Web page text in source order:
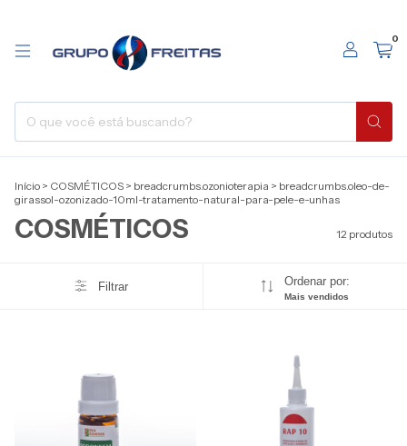
0
Início > COSMÉTICOS > breadcrumbs.ozonioterapia > breadcrumbs.oleo-de-
girassol-ozonizado-10ml-tratamento-natural-para-pele-e-unhas
COSMÉTICOS 12 produtos
Filtrar Ordenar por:
Mais vendidos